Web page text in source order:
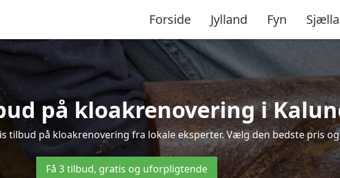
Forside Jylland Fyn
på kloakrenovering i
tilbud på kloakrenovering fra lokale eksperter. Vælg den bedste pris
Få 3 tilbud, gratis og uforpligtende